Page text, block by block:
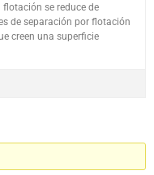
se reduce de
de separación por flotación
creen una superficie